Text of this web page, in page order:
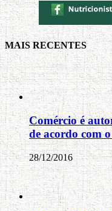
MAIS RECENTES
Comércio é
de acordo com
28/12/2016